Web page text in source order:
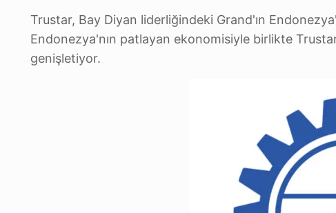
Trustar, Bay Diyan liderliğindeki Grand'ın
Endonezya'nın patlayan ekonomisiyle birlikte
genişletiyor.